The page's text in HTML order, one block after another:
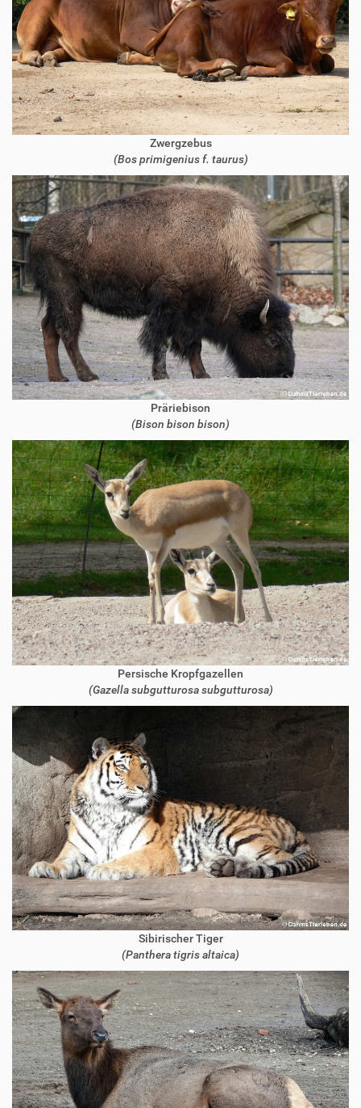
Zwergzebus
(Bos primigenius f. taurus)
Präriebison
(Bison bison bison)
Persische Kropfgazellen
(Gazella subgutturosa subgutturosa)
Sibirischer Tiger
(Panthera tigris altaica)